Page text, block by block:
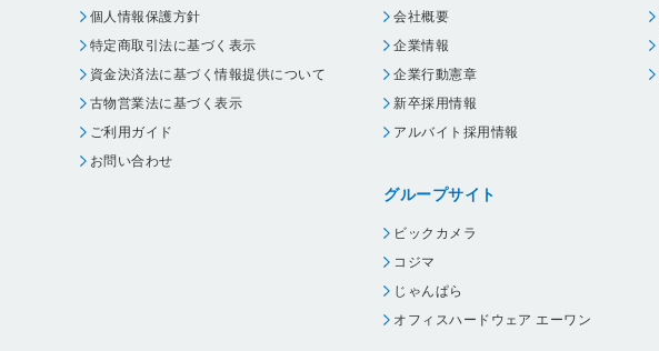
個人情報保護方針
特定商取引法に基づく表示
資金決済法に基づく情報提供について
古物営業法に基づく表示
ご利用ガイド
お問い合わせ
会社概要
企業情報
企業行動憲章
新卒採用情報
アルバイト採用情報
グループサイト
ビックカメラ
コジマ
じゃんぱら
オフィスハードウェア エーワン